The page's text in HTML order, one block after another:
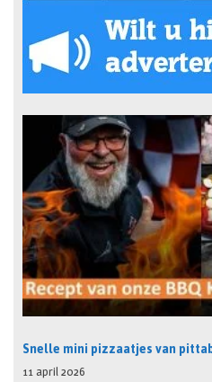
Snelle mini pizzaatjes van
11 april 2026